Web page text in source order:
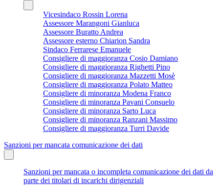
Vicesindaco Rossin Lorena
Assessore Marangoni Gianluca
Assessore Buratto Andrea
Assessore esterno Chiarion Sandra
Sindaco Ferrarese Emanuele
Consigliere di maggioranza Cosio Damiano
Consigliere di maggioranza Righetti Pino
Consigliere di maggioranza Mazzetti Mosè
Consigliere di maggioranza Polato Matteo
Consigliere di minoranza Modena Franco
Consigliere di minoranza Pavani Consuelo
Consigliere di minoranza Sarto Luca
Consigliere di minoranza Ranzani Massimo
Consigliere di maggioranza Turri Davide
Sanzioni per mancata comunicazione dei dati
Sanzioni per mancata o incompleta comunicazione dei dati da
parte dei titolari di incarichi dirigenziali